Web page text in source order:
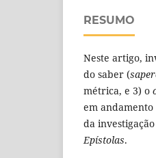
RESUMO
Neste artigo,
do saber (
métrica, e 3) o
em
da
Epístolas.